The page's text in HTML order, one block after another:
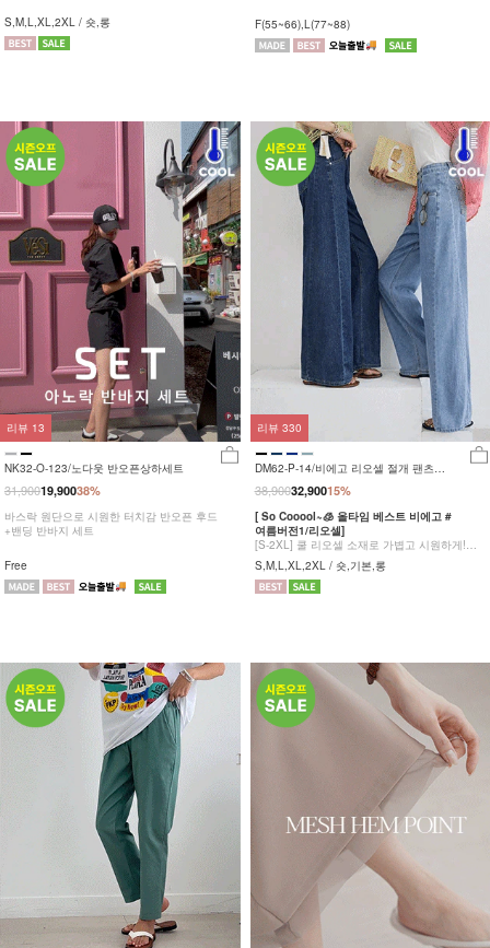
S,M,L,XL,2XL / 숏,롱 F(55~66),L(77~88)
NK32-O-123/노다웃 반오픈상하세트
38%
31,90019,900
바스락 원단으로 시원한 터치감 반오픈 후드
+밴딩 반바지 세트
Free
리뷰 13
DM62-P-14/비에고 리오셀 절개 팬츠
_HR
15%
38,90032,900
[ So Cooool~🧊 올타임 베스트 비에고 #
여름버전1/리오셀]
[S-2XL] 쿨 리오셀 소재로 가볍고 시원하게!
사이드 절개 쿨링 데님팬츠
S,M,L,XL,2XL / 숏,기본,롱
리뷰 330